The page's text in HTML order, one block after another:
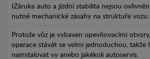
IZáruka auto a jízdní stabilita nejsou
nutné mechanické zásahy na struktuře vozu.
Protože vůz je vybaven upevňovacími
operace stávát se velmi jednoduchou, takže
nainstalovat vy anebo jakékoli autoservis.